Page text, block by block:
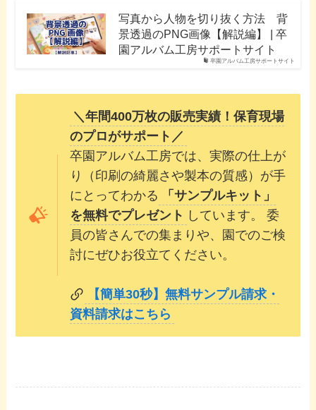
卒園アルバム工房サポートサイト
写真から人物を切り抜く方法 背
景透過のPNG画像【解説編】 | 卒
園アルバム工房サポートサイト
＼年間400万枚の販売実績！保育現場
のプロがサポート／
卒園アルバム工房では、実際の仕上が
り（印刷の綺麗さや製本の質感）が手
にとってわかる
「サンプルキット」
を無料でプレゼント しています。 委
員の皆さんでの集まりや、園でのご検
討にぜひお役立てください。
【簡単30秒】無料サンプル請求・
資料請求はこちら